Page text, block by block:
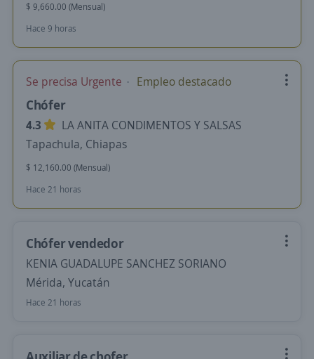
$ 9,660.00 (Mensual)
Hace 9 horas
Se precisa Urgente Empleo destacado
Chófer
4.3
LA ANITA CONDIMENTOS Y SALSAS
Tapachula, Chiapas
$ 12,160.00 (Mensual)
Hace 21 horas
Chófer vendedor
KENIA GUADALUPE SANCHEZ SORIANO
Mérida, Yucatán
Hace 21 horas